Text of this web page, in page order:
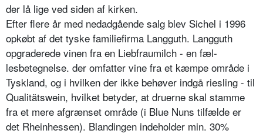
der lå lige ved siden af kirken.
Efter flere år med nedadgående salg blev Sichel i 1996
opkøbt af det tyske familiefirma Langguth. Langguth
opgraderede vinen fra en Liebfraumilch - en fæl­
lesbetegnelse. der omfatter vine fra et kæmpe område i
Tyskland, og i hvilken der ikke behøver indgå riesling - til
Qualitätswein, hvilket betyder, at druerne skal stamme
fra et mere afgrænset område (i Blue Nuns tilfælde er
det Rheinhessen). Blandingen indeholder min. 30%